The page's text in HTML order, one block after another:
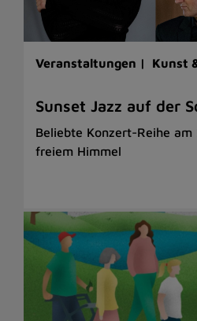
Veranstaltungen | Kunst
Sunset Jazz auf der
Beliebte Konzert-Reihe
freiem Himmel